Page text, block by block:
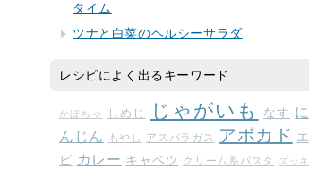
タイム
ツナと白菜のヘルシーサラダ
レシピによく出るキーワード
かぼちゃ しめじ じゃがいも なす に
んじん
もやし アスパラガス アボカド
エ
ビ カレー キャベツ クリーム系パスタ ズッキ